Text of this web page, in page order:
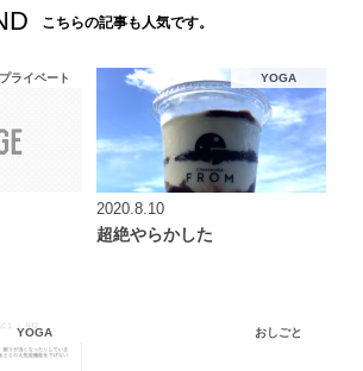
こちらの記事も人気です。
プライベート YOGA
2020.8.10
超絶やらかした
YOGA おしごと